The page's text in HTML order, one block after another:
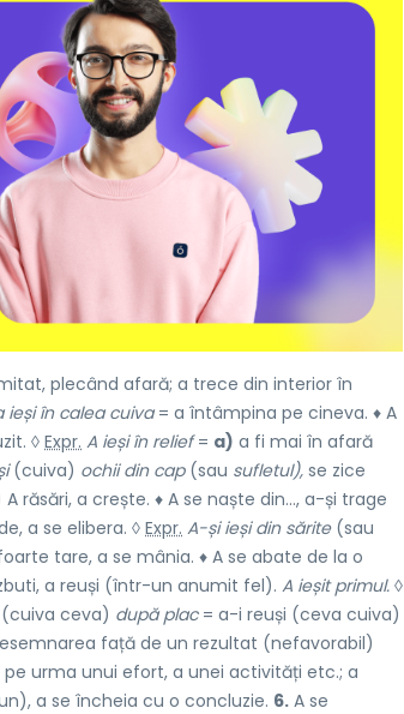
plecând afară; a trece din interior în
ieși în calea cuiva= a întâmpina pe cineva. ♦ A
◊Expr. A ieși în relief= a) a fi mai în afară
(cuiva) ochii din cap(sau sufletul), se zice
a crește. ♦ A se naște din..., a-și trage
a se elibera. ◊ Expr. A-și ieși din sărite(sau
tare, a se mânia. ♦ A se abate de la o
a reuși (într-un anumit fel). A ieșit primul. ◊
ceva) după plac= a-i reuși (ceva cuiva)
față de un rezultat (nefavorabil)
pe urma unui efort, a unei activități etc.; a
a se încheia cu o concluzie. 6. A se